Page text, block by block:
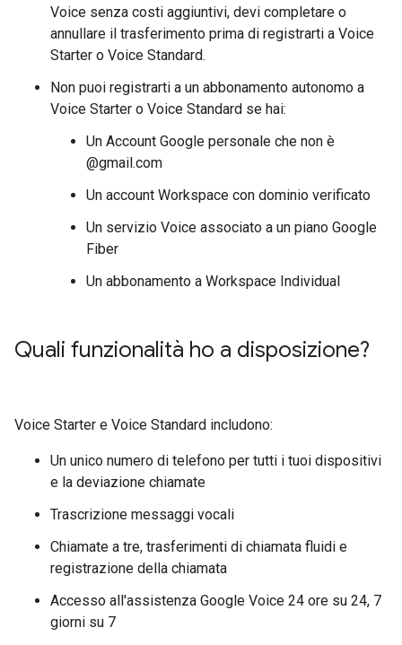
Voice senza costi aggiuntivi, devi completare o
annullare il trasferimento prima di registrarti a Voice
Starter o Voice Standard.
Non puoi registrarti a un abbonamento autonomo a
Voice Starter o Voice Standard se hai:
Un Account Google personale che non è
@gmail.com
Un account Workspace con dominio verificato
Un servizio Voice associato a un piano Google
Fiber
Un abbonamento a Workspace Individual
Quali funzionalità ho a disposizione?
Voice Starter e Voice Standard includono:
Un unico numero di telefono per tutti i tuoi dispositivi
e la deviazione chiamate
Trascrizione messaggi vocali
Chiamate a tre, trasferimenti di chiamata fluidi e
registrazione della chiamata
Accesso all'assistenza Google Voice 24 ore su 24, 7
giorni su 7